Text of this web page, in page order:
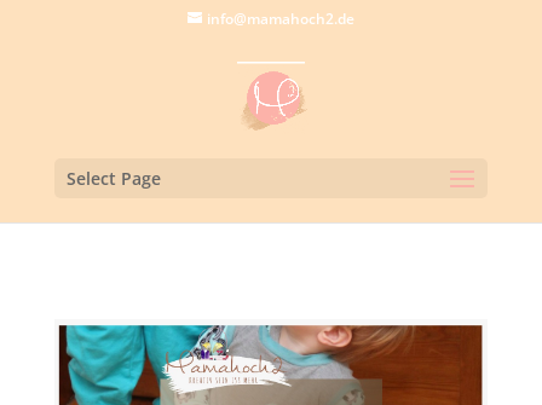
info@mamahoch2.de
Select Page